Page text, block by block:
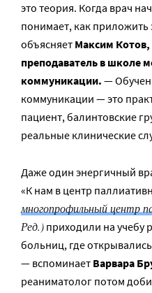
это теория. Когда врач
понимает, как
объясняет Максим Котов,
преподаватель в школе
коммуникации. —
коммуникации — это
пациент, балинтовские
реальные клинические
Даже один энергичный
«К нам в центр
многопрофильный центр
Ред.) приходили на учебу
больниц, где
— вспоминает Варвара
реаниматолог потом